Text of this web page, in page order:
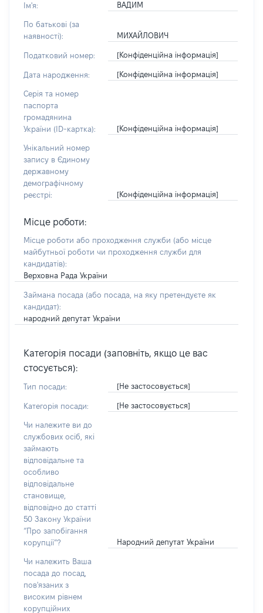
Ім'я: ВАДИМ
По батькові (за
наявності):
МИХАЙЛОВИЧ
Податковий номер: [Конфіденційна інформація]
Дата народження: [Конфіденційна інформація]
Серія та номер
паспорта
громадянина
України (ID-картка):
[Конфіденційна інформація]
Унікальний номер
запису в Єдиному
державному
демографічному
реєстрі:
[Конфіденційна інформація]
Місце роботи:
Місце роботи або проходження служби (або місце
майбутньої роботи чи проходження служби для
кандидатів):
Верховна Рада України
Займана посада (або посада, на яку претендуєте як
кандидат):
народний депутат України
Категорія посади (заповніть, якщо це вас
стосується):
Тип посади: [Не застосовується]
Категорія посади: [Не застосовується]
Чи належите ви до
службових осіб, які
займають
відповідальне та
особливо
відповідальне
становище,
відповідно до статті
50 Закону України
“Про запобігання
корупції”?
Народний депутат України
Чи належить Ваша
посада до посад,
пов'язаних з
високим рівнем
корупційних